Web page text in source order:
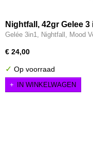
Nightfall, 42gr Gelee 3
Gelée 3in1, Nightfall, Mood
€ 24,00
✓ Op voorraad
IN WINKELWAGEN